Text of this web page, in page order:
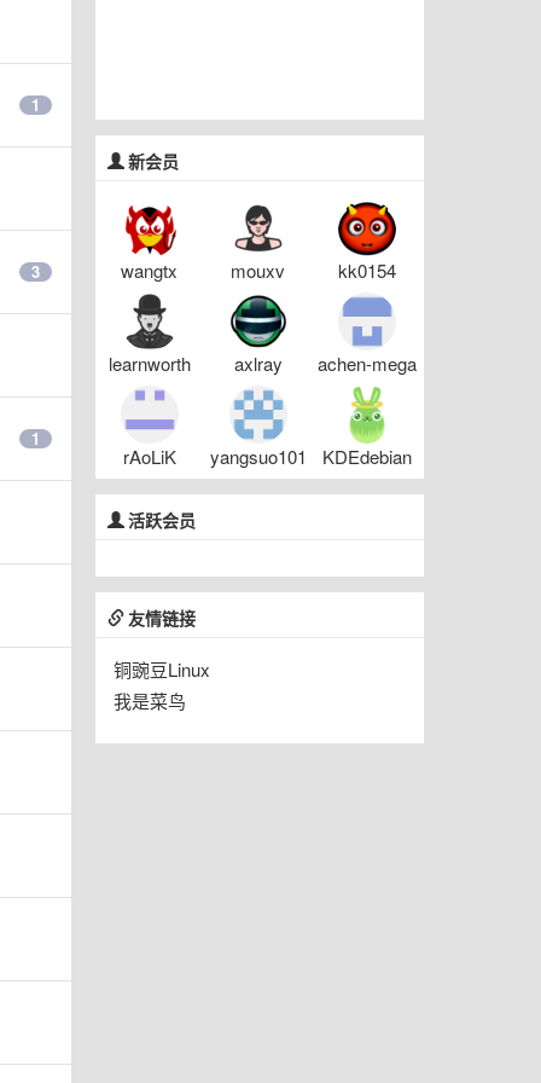
1
3
1
新会员
wangtx mouxv kk0154
learnworth axlray achen-mega
rAoLiK yangsuo101 KDEdebian
活跃会员
友情链接
铜豌豆Linux
我是菜鸟